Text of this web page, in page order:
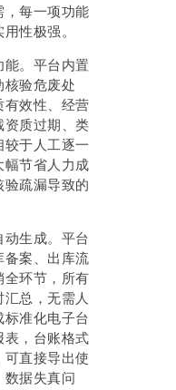
每一项功能
性极强。
。平台内置
验危废处
效性、经营
质过期、类
于人工逐一
幅节省人力成
疏漏导致的
生成。平台
案、出库流
环节，所有
总，无需人
准化电子台
表，台账格式
直接导出使
数据失真问